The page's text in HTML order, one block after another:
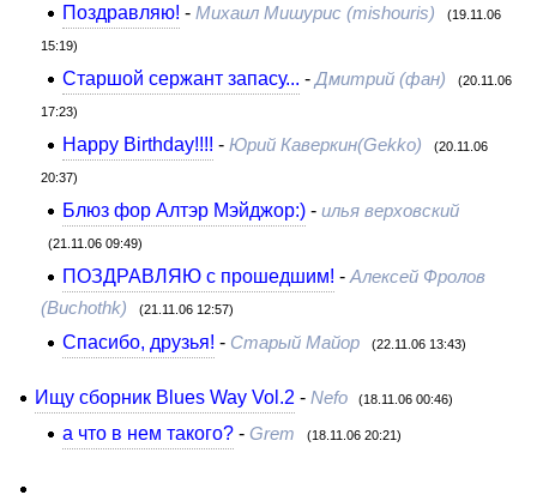
Поздравляю! -Михаил Мишурис (mishouris) (19.11.06
15:19)
Старшой сержант запасу... -Дмитрий (фан) (20.11.06
17:23)
Happy Birthday!!!! -Юрий Каверкин(Gekko) (20.11.06
20:37)
Блюз фор Алтэр Мэйджор:) -илья верховский
(21.11.06 09:49)
ПОЗДРАВЛЯЮ с прошедшим! -Алексей Фролов
(Buchothk)
(21.11.06 12:57)
Спасибо, друзья! - Старый Майор (22.11.06 13:43)
Ищу сборник Blues Way Vol.2 - Nefo (18.11.06 00:46)
а что в нем такого? -Grem (18.11.06 20:21)